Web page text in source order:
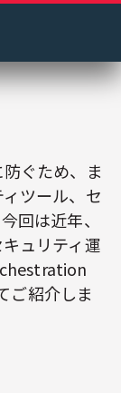
ぐため、ま
ツール、セ
回は近年、
ュリティ運
ご紹介しま